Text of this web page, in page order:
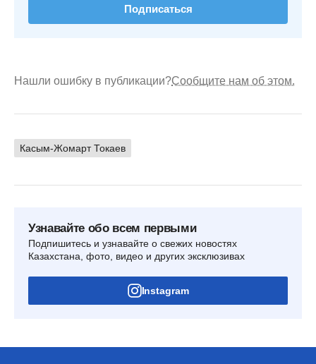
Подписаться
Нашли ошибку в публикации?Сообщите нам об этом.
Касым-Жомарт Токаев
Узнавайте обо всем первыми
Подпишитесь и узнавайте о свежих новостях
Казахстана, фото, видео и других эксклюзивах
Instagram